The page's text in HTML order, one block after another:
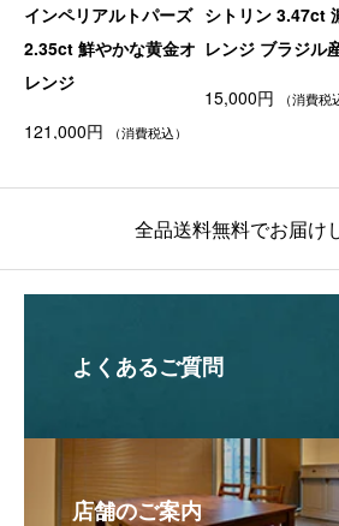
インペリアルトパーズ
2.35ct 鮮やかな黄金オ
レンジ
121,000円 （消費税込）
シトリン 3.47ct
レンジ ブラジル
15,000円 （消費税
全品送料無料でお届け
よくあるご質問
店舗のご案内